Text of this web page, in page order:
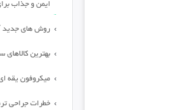
ایمن و جذاب
روش های جدید
بهترین
میکروفون یقه
خطرات جراحی